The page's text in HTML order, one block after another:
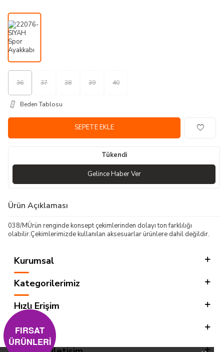
36 37 38 39 40
Beden Tablosu
SEPETE EKLE
Tükendi
Gelince Haber Ver
Ürün Açıklaması
038/MÜrün renginde konsept çekimlerinden dolayı ton farklılığı
olabilir.Çekimlerimizde kullanılan aksesuarlar ürünlere dahil değildir.
Kurumsal
Kategorilerimiz
Hızlı Erişim
Sosyal
FIRSAT
ÜRÜNLERİ